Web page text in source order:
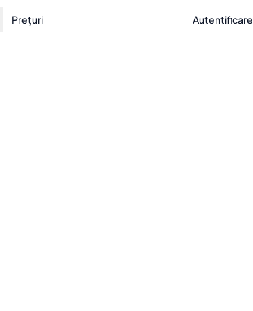
Prețuri Autentificare